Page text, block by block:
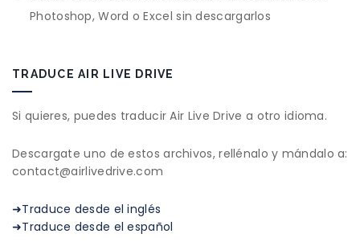
Photoshop, Word o Excel sin descargarlos
TRADUCE AIR LIVE DRIVE
Si quieres, puedes traducir Air Live Drive a otro idioma.
Descargate uno de estos archivos, rellénalo y mándalo a:
contact@airlivedrive.com
➜Traduce desde el inglés
➜Traduce desde el español